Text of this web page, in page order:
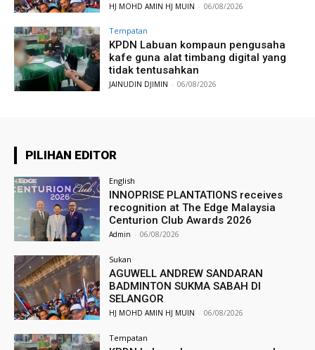
HJ MOHD AMIN HJ MUIN - 06/08/2026
Tempatan
KPDN Labuan kompaun pengusaha
kafe guna alat timbang digital yang
tidak tentusahkan
JAINUDIN DJIMIN - 06/08/2026
PILIHAN EDITOR
English
INNOPRISE PLANTATIONS receives
recognition at The Edge Malaysia
Centurion Club Awards 2026
Admin - 06/08/2026
Sukan
AGUWELL ANDREW SANDARAN
BADMINTON SUKMA SABAH DI
SELANGOR
HJ MOHD AMIN HJ MUIN - 06/08/2026
Tempatan